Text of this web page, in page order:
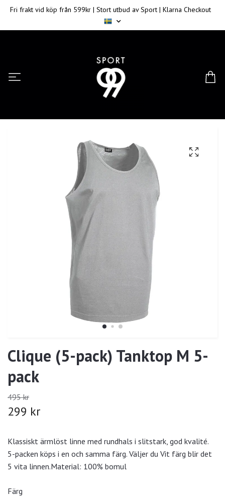
Fri frakt vid köp från 599kr | Stort utbud av Sport | Klarna Checkout
Clique (5-pack) Tanktop M 5-
pack
495 kr
299 kr
Klassiskt ärmlöst linne med rundhals i slitstark, god kvalité.
5-packen köps i en och samma färg. Väljer du Vit färg blir det
5 vita linnen.Material: 100% bomul
Färg